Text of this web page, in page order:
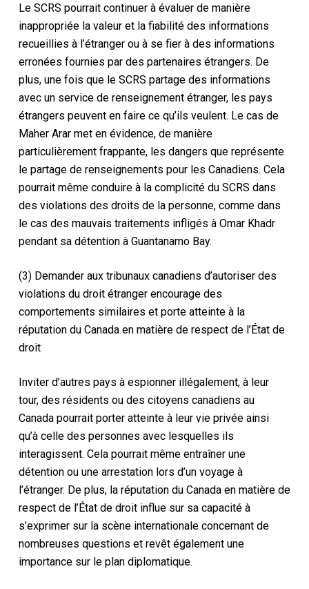
Le SCRS pourrait continuer à évaluer de manière
inappropriée la valeur et la fiabilité des informations
recueillies à l’étranger ou à se fier à des informations
erronées fournies par des partenaires étrangers. De
plus, une fois que le SCRS partage des informations
avec un service de renseignement étranger, les pays
étrangers peuvent en faire ce qu’ils veulent. Le cas de
Maher Arar met en évidence, de manière
particulièrement frappante, les dangers que représente
le partage de renseignements pour les Canadiens. Cela
pourrait même conduire à la complicité du SCRS dans
des violations des droits de la personne, comme dans
le cas des mauvais traitements infligés à Omar Khadr
pendant sa détention à Guantanamo Bay.
(3) Demander aux tribunaux canadiens d’autoriser des
violations du droit étranger encourage des
comportements similaires et porte atteinte à la
réputation du Canada en matière de respect de l’État de
droit
Inviter d’autres pays à espionner illégalement, à leur
tour, des résidents ou des citoyens canadiens au
Canada pourrait porter atteinte à leur vie privée ainsi
qu’à celle des personnes avec lesquelles ils
interagissent. Cela pourrait même entraîner une
détention ou une arrestation lors d’un voyage à
l’étranger. De plus, la réputation du Canada en matière de
respect de l’État de droit influe sur sa capacité à
s’exprimer sur la scène internationale concernant de
nombreuses questions et revêt également une
importance sur le plan diplomatique.